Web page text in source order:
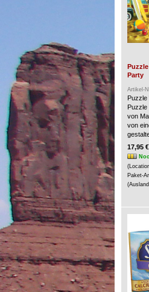
Party
Artikel-
Puzzle
Puzzle
von
von
17,95
Paket-